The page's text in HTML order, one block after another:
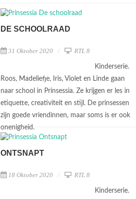
DE SCHOOLRAAD
31 Oktober 2020 RTL 8
Kinderserie.
Roos, Madeliefje, Iris, Violet en Linde gaan
naar school in Prinsessia. Ze krijgen er les in
etiquette, creativiteit en stijl. De prinsessen
zijn goede vriendinnen, maar soms is er ook
onenigheid.
ONTSNAPT
18 Oktober 2020 RTL 8
Kinderserie.